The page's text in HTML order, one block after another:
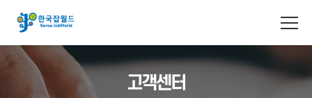
고객센터